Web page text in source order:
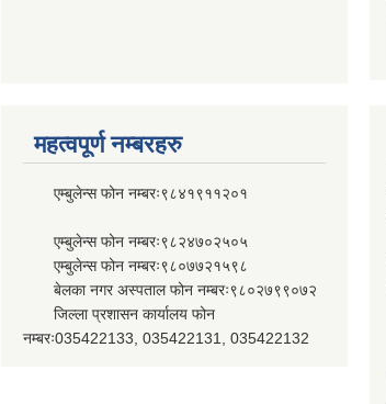
महत्वपूर्ण नम्बरहरु
एम्बुलेन्स फोन नम्बरः९८४१९११२०१
एम्बुलेन्स फोन नम्बरः९८२४७०२५०५
एम्बुलेन्स फोन नम्बरः९८०७७२१५९८
बेलका नगर अस्पताल फोन नम्बरः९८०२७९९०७२
जिल्ला प्रशासन कार्यालय फोन
नम्बरः035422133, 035422131, 035422132